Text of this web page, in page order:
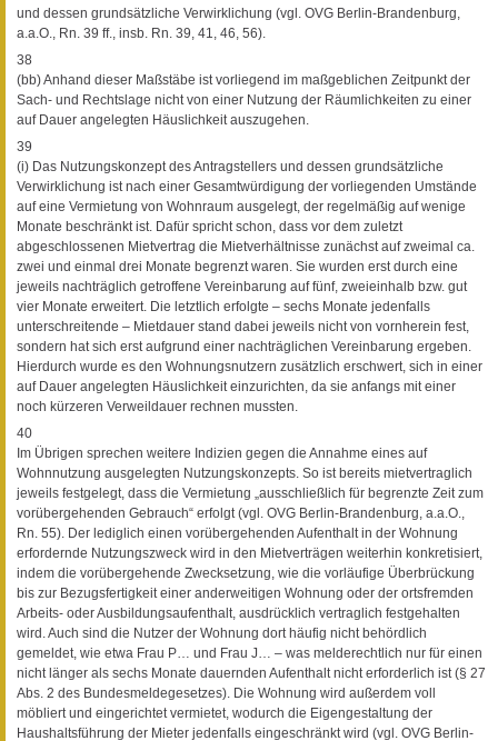
und dessen grundsätzliche Verwirklichung (vgl. OVG Berlin-Brandenburg,
a.a.O., Rn. 39 ff., insb. Rn. 39, 41, 46, 56).
38
(bb) Anhand dieser Maßstäbe ist vorliegend im maßgeblichen Zeitpunkt der
Sach- und Rechtslage nicht von einer Nutzung der Räumlichkeiten zu einer
auf Dauer angelegten Häuslichkeit auszugehen.
39
(i) Das Nutzungskonzept des Antragstellers und dessen grundsätzliche
Verwirklichung ist nach einer Gesamtwürdigung der vorliegenden Umstände
auf eine Vermietung von Wohnraum ausgelegt, der regelmäßig auf wenige
Monate beschränkt ist. Dafür spricht schon, dass vor dem zuletzt
abgeschlossenen Mietvertrag die Mietverhältnisse zunächst auf zweimal ca.
zwei und einmal drei Monate begrenzt waren. Sie wurden erst durch eine
jeweils nachträglich getroffene Vereinbarung auf fünf, zweieinhalb bzw. gut
vier Monate erweitert. Die letztlich erfolgte – sechs Monate jedenfalls
unterschreitende – Mietdauer stand dabei jeweils nicht von vornherein fest,
sondern hat sich erst aufgrund einer nachträglichen Vereinbarung ergeben.
Hierdurch wurde es den Wohnungsnutzern zusätzlich erschwert, sich in einer
auf Dauer angelegten Häuslichkeit einzurichten, da sie anfangs mit einer
noch kürzeren Verweildauer rechnen mussten.
40
Im Übrigen sprechen weitere Indizien gegen die Annahme eines auf
Wohnnutzung ausgelegten Nutzungskonzepts. So ist bereits mietvertraglich
jeweils festgelegt, dass die Vermietung „ausschließlich für begrenzte Zeit zum
vorübergehenden Gebrauch“ erfolgt (vgl. OVG Berlin-Brandenburg, a.a.O.,
Rn. 55). Der lediglich einen vorübergehenden Aufenthalt in der Wohnung
erfordernde Nutzungszweck wird in den Mietverträgen weiterhin konkretisiert,
indem die vorübergehende Zwecksetzung, wie die vorläufige Überbrückung
bis zur Bezugsfertigkeit einer anderweitigen Wohnung oder der ortsfremden
Arbeits- oder Ausbildungsaufenthalt, ausdrücklich vertraglich festgehalten
wird. Auch sind die Nutzer der Wohnung dort häufig nicht behördlich
gemeldet, wie etwa Frau P… und Frau J… – was melderechtlich nur für einen
nicht länger als sechs Monate dauernden Aufenthalt nicht erforderlich ist (§ 27
Abs. 2 des Bundesmeldegesetzes). Die Wohnung wird außerdem voll
möbliert und eingerichtet vermietet, wodurch die Eigengestaltung der
Haushaltsführung der Mieter jedenfalls eingeschränkt wird (vgl. OVG Berlin-